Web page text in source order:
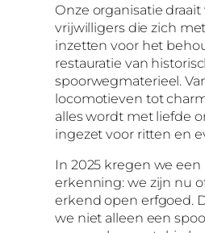
Onze organisatie
vrijwilligers die zich
inzetten voor het
restauratie van
spoorwegmaterieel.
locomotieven tot
alles wordt met liefde
ingezet voor ritten en
In 2025 kregen we
erkenning: we zijn nu
erkend open erfgoed.
we niet alleen een